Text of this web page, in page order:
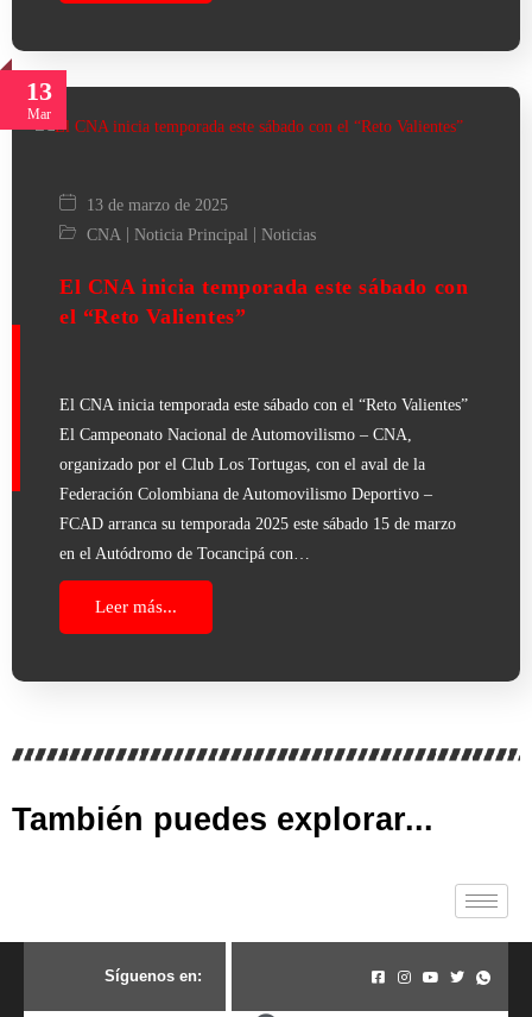
13
Mar
13 de marzo de 2025
CNA
Noticia Principal Noticias
El CNA inicia temporada este sábado con
el “Reto Valientes”
El CNA inicia temporada este sábado con el “Reto Valientes”
El Campeonato Nacional de Automovilismo – CNA,
organizado por el Club Los Tortugas, con el aval de la
Federación Colombiana de Automovilismo Deportivo –
FCAD arranca su temporada 2025 este sábado 15 de marzo
en el Autódromo de Tocancipá con…
Leer más...
También puedes explorar...
Síguenos en: